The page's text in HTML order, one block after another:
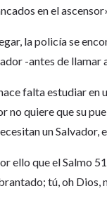
en el
la policía se
-antes de llamar
falta estudiar en
no quiere que su
un Salvador,
ello que el Salmo
tú, oh Dios,